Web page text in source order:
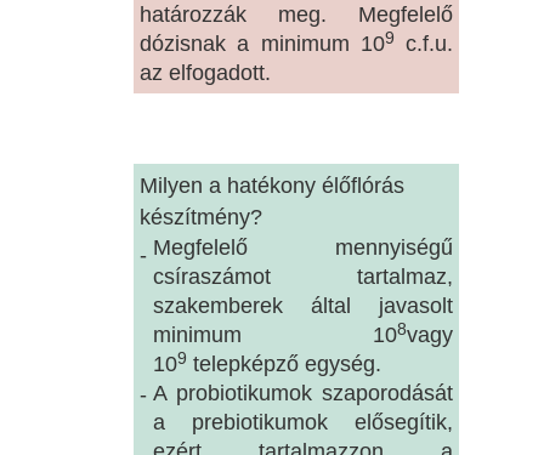
határozzák meg. Megfelelő
dózisnak a minimum 109
c.f.u.
az elfogadott.
Milyen a hatékony élőflórás
készítmény?
- Megfelelő mennyiségű
csíraszámot tartalmaz,
szakemberek által javasolt
minimum 108vagy
109 telepképző egység.
- A probiotikumok szaporodását
a prebiotikumok elősegítik,